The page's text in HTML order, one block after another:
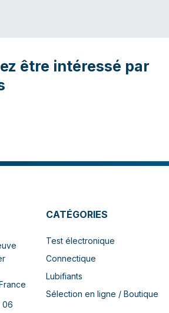
être intéressé par
06
CATÉGORIES
Test électronique
Connectique
Lubifiants
Sélection en ligne / Boutique